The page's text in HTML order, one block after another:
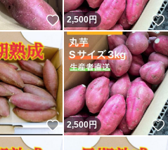
いいね！
2,500円
いいね！
2,500円